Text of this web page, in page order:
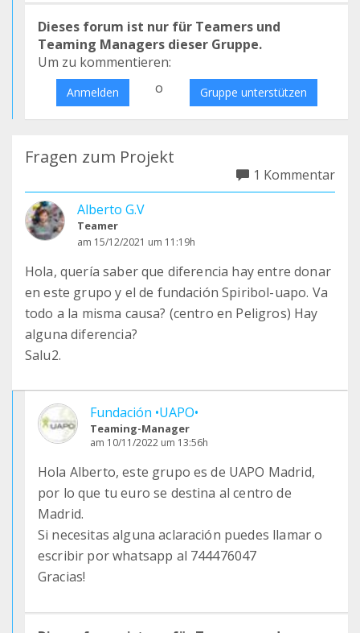
Dieses forum ist nur für Teamers und
Teaming Managers dieser Gruppe.
Um zu kommentieren:
Anmelden o Gruppe unterstützen
Fragen zum Projekt
1 Kommentar
Alberto G.V
Teamer
am 15/12/2021 um 11:19h
Hola, quería saber que diferencia hay entre donar
en este grupo y el de fundación Spiribol-uapo. Va
todo a la misma causa? (centro en Peligros) Hay
alguna diferencia?
Salu2.
Fundación •UAPO•
Teaming-Manager
am 10/11/2022 um 13:56h
Hola Alberto, este grupo es de UAPO Madrid,
por lo que tu euro se destina al centro de
Madrid.
Si necesitas alguna aclaración puedes llamar o
escribir por whatsapp al 744476047
Gracias!